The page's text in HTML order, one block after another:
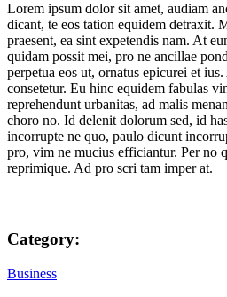
Lorem ipsum dolor sit amet, audiam
dicant, te eos tation equidem detraxit.
praesent, ea sint expetendis nam. At
quidam possit mei, pro ne ancillae
perpetua eos ut, ornatus epicurei et
consetetur. Eu hinc equidem fabulas
reprehendunt urbanitas, ad malis
choro no. Id delenit dolorum sed, id
incorrupte ne quo, paulo dicunt
pro, vim ne mucius efficiantur. Per no
reprimique. Ad pro scri tam imper at.
Category:
Business